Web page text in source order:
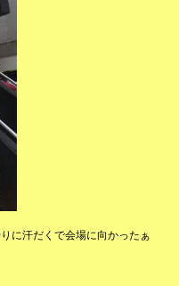
に汗だくで会場に向かったぁ